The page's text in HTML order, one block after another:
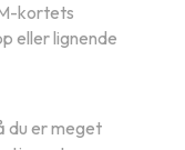
kortets
eller lignende
du er meget